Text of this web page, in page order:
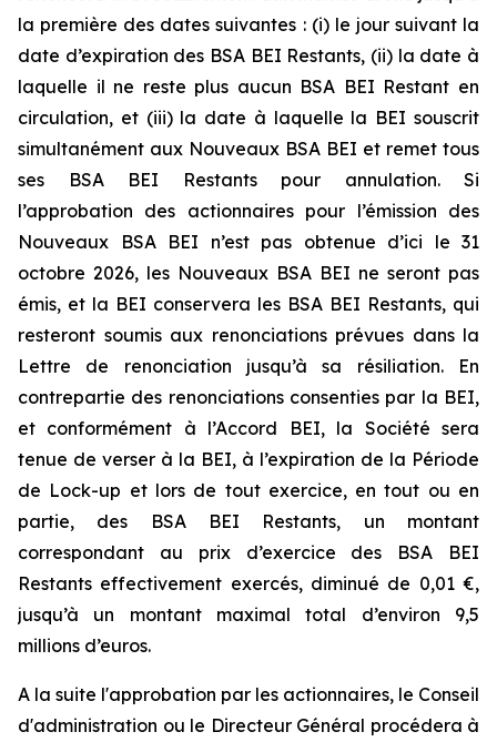
la première des dates suivantes : (i) le jour suivant la
date d’expiration des BSA BEI Restants, (ii) la date à
laquelle il ne reste plus aucun BSA BEI Restant en
circulation, et (iii) la date à laquelle la BEI souscrit
simultanément aux Nouveaux BSA BEI et remet tous
ses BSA BEI Restants pour annulation. Si
l’approbation des actionnaires pour l’émission des
Nouveaux BSA BEI n’est pas obtenue d’ici le 31
octobre 2026, les Nouveaux BSA BEI ne seront pas
émis, et la BEI conservera les BSA BEI Restants, qui
resteront soumis aux renonciations prévues dans la
Lettre de renonciation jusqu’à sa résiliation. En
contrepartie des renonciations consenties par la BEI,
et conformément à l’Accord BEI, la Société sera
tenue de verser à la BEI, à l’expiration de la Période
de Lock-up et lors de tout exercice, en tout ou en
partie, des BSA BEI Restants, un montant
correspondant au prix d’exercice des BSA BEI
Restants effectivement exercés, diminué de 0,01 €,
jusqu’à un montant maximal total d’environ 9,5
millions d’euros.
A la suite l'approbation par les actionnaires, le Conseil
d'administration ou le Directeur Général procédera à